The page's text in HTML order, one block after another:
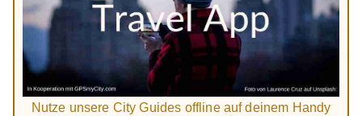
Nutze unsere City Guides offline auf deinem Handy